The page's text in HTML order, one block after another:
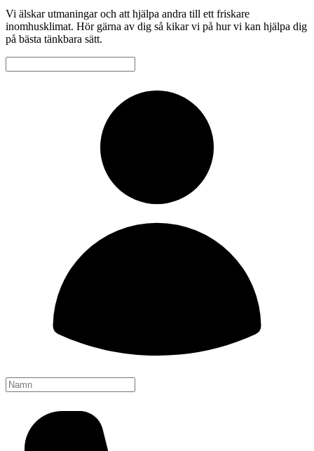
Vi älskar utmaningar och att hjälpa andra till ett friskare
inomhusklimat. Hör gärna av dig så kikar vi på hur vi kan hjälpa dig
på bästa tänkbara sätt.